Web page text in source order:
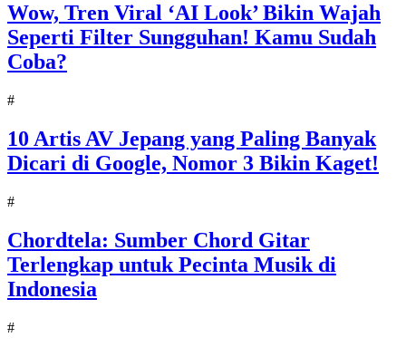
Wow, Tren Viral ‘AI Look’ Bikin Wajah
Seperti Filter Sungguhan! Kamu Sudah
Coba?
#
10 Artis AV Jepang yang Paling Banyak
Dicari di Google, Nomor 3 Bikin Kaget!
#
Chordtela: Sumber Chord Gitar
Terlengkap untuk Pecinta Musik di
Indonesia
#